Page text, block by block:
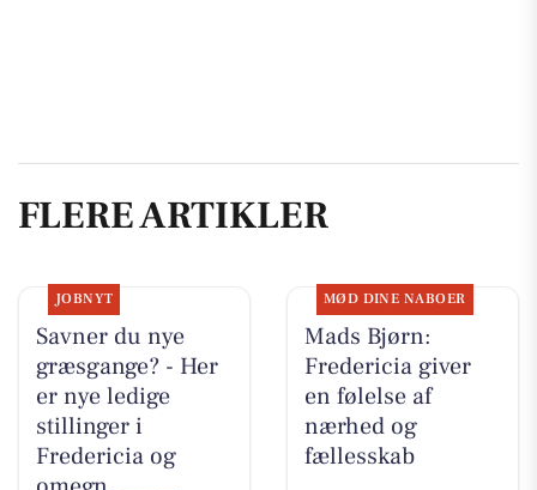
FLERE ARTIKLER
JOBNYT
Savner du nye
græsgange? - Her
er nye ledige
stillinger i
Fredericia og
MØD DINE NABOER
Mads Bjørn:
Fredericia giver
en følelse af
nærhed og
fællesskab